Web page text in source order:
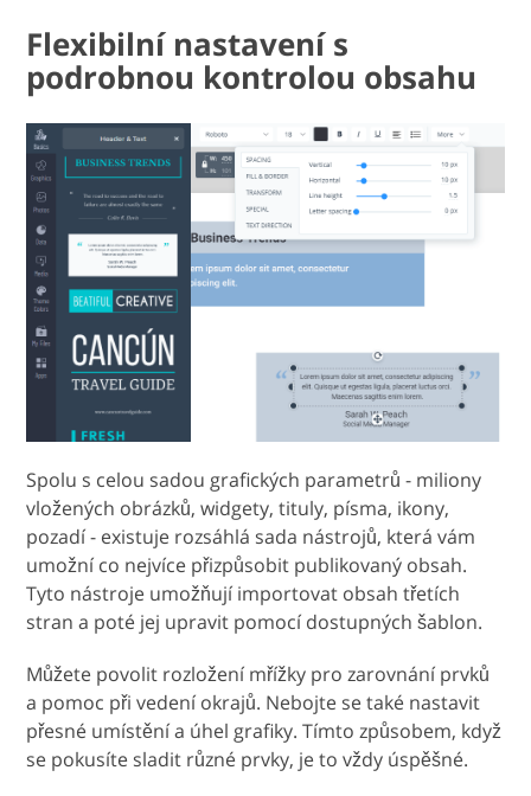
Flexibilní nastavení s
podrobnou kontrolou obsahu
Spolu s celou sadou grafických parametrů - miliony
vložených obrázků, widgety, tituly, písma, ikony,
pozadí - existuje rozsáhlá sada nástrojů, která vám
umožní co nejvíce přizpůsobit publikovaný obsah.
Tyto nástroje umožňují importovat obsah třetích
stran a poté jej upravit pomocí dostupných šablon.
Můžete povolit rozložení mřížky pro zarovnání prvků
a pomoc při vedení okrajů. Nebojte se také nastavit
přesné umístění a úhel grafiky. Tímto způsobem, když
se pokusíte sladit různé prvky, je to vždy úspěšné.